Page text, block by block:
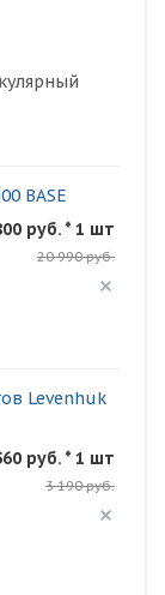
BASE
руб. * 1 шт
20 990 руб.
Levenhuk
руб. * 1 шт
3 190 руб.